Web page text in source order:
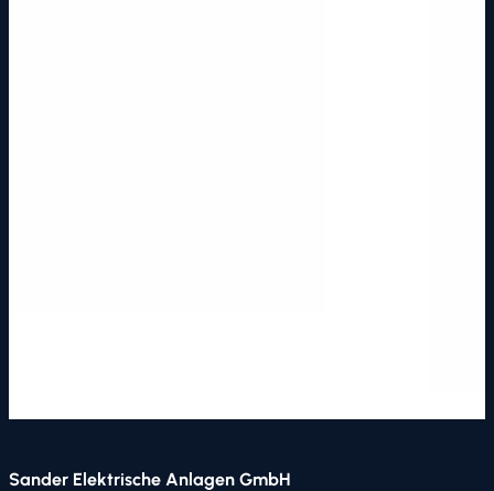
Sander Elektrische Anlagen GmbH